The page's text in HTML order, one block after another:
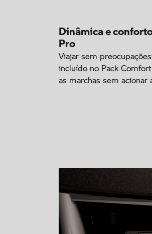
Dinâmica e
Pro
Viajar sem
incluído no Pack
as marchas sem acionar